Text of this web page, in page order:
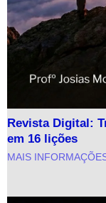
Revista Digital:
em 16 lições
MAIS